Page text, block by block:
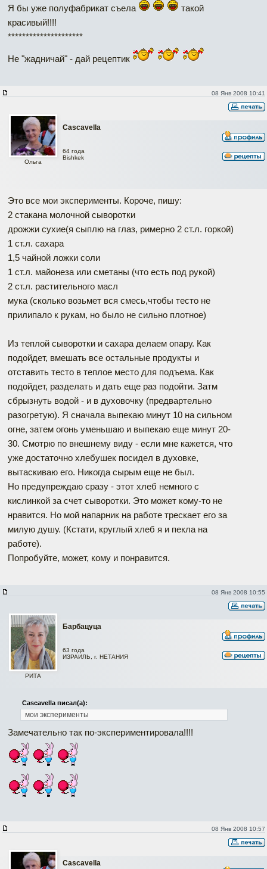
Я бы уже полуфабрикат съела
такой
красивый!!!!
*********************
Не "жадничай" - дай рецептик
08 Янв 2008 10:41
Cascavella
Ольга
64 года
Bishkek
Это все мои эксперименты. Короче, пишу:
2 стакана молочной сыворотки
дрожжи сухие(я сыплю на глаз, римерно 2 ст.л. горкой)
1 ст.л. сахара
1,5 чайной ложки соли
1 ст.л. майонеза или сметаны (что есть под рукой)
2 ст.л. растительного масл
мука (сколько возьмет вся смесь,чтобы тесто не
прилипало к рукам, но было не сильно плотное)
Из теплой сыворотки и сахара делаем опару. Как
подойдет, вмешать все остальные продукты и
отставить тесто в теплое место для подъема. Как
подойдет, разделать и дать еще раз подойти. Затм
сбрызнуть водой - и в духовочку (предвартельно
разогретую). Я сначала выпекаю минут 10 на сильном
огне, затем огонь уменьшаю и выпекаю еще минут 20-
30. Смотрю по внешнему виду - если мне кажется, что
уже достаточно хлебушек посидел в духовке,
вытаскиваю его. Никогда сырым еще не был.
Но предупреждаю сразу - этот хлеб немного с
кислинкой за счет сыворотки. Это может кому-то не
нравится. Но мой напарник на работе трескает его за
милую душу. (Кстати, круглый хлеб я и пекла на
работе).
Попробуйте, может, кому и понравится.
08 Янв 2008 10:55
Барбацуца
РИТА
63 года
ИЗРАИЛЬ, г. НЕТАНИЯ
Cascavella писал(а):
мои эксперименты
Замечательно так по-экспериментировала!!!!
08 Янв 2008 10:57
Cascavella